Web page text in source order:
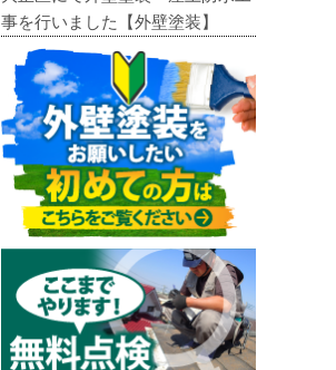
事を行いました【外壁塗装】